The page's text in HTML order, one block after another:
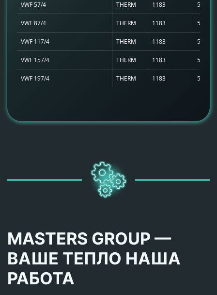
VWF 57/4 THERM 1183 595
VWF 87/4 THERM 1183 595
VWF 117/4 THERM 1183 595
VWF 157/4 THERM 1183 595
VWF 197/4 THERM 1183 595
MASTERS GROUP —
ВАШЕ ТЕПЛО НАША
РАБОТА